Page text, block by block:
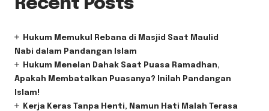
Recent Posts
Hukum Memukul Rebana di Masjid Saat Maulid
Nabi dalam Pandangan Islam
Hukum Menelan Dahak Saat Puasa Ramadhan,
Apakah Membatalkan Puasanya? Inilah Pandangan
Islam!
Kerja Keras Tanpa Henti, Namun Hati Malah Terasa